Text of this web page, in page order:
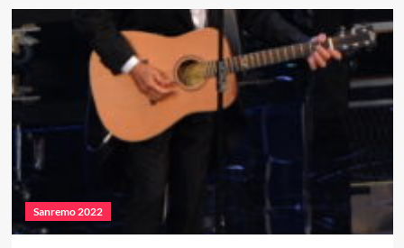
Vorschau
vierten
Abend
Sanremo 2022